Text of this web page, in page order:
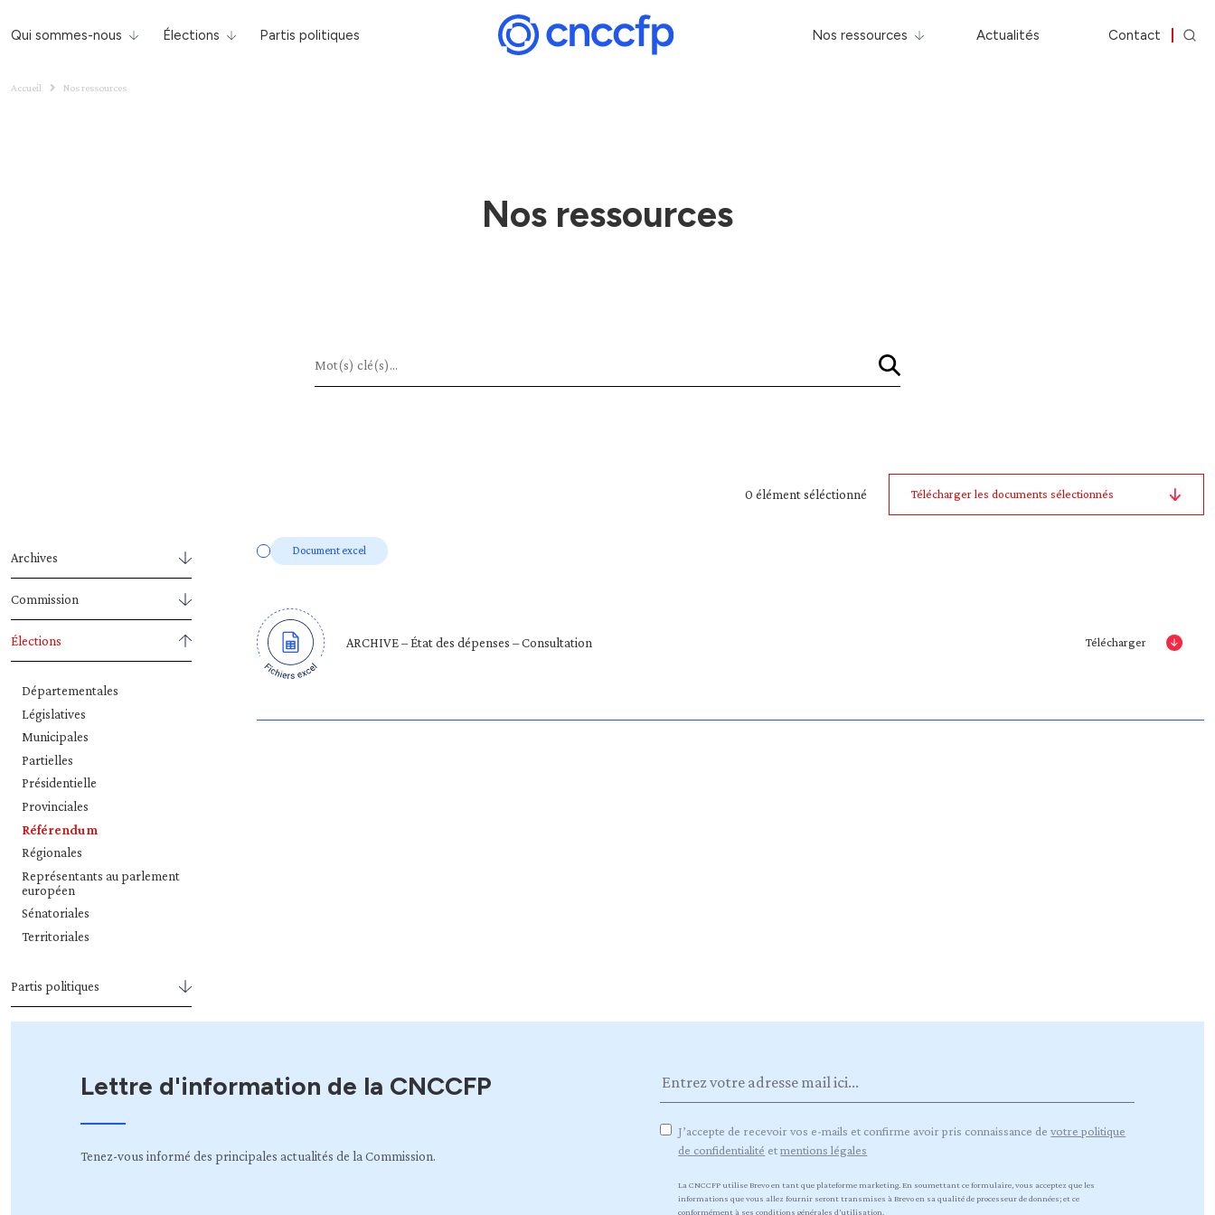
Qui sommes-nous Élections Partis politiques Nos ressources Actualités Contact
Accueil Nos ressources
Nos ressources
Archives
Commission
Élections
Départementales
Législatives
Municipales
Partielles
Présidentielle
Provinciales
Référendum
Régionales
Représentants au parlement
européen
Sénatoriales
Territoriales
Partis politiques
0 élément séléctionné Télécharger les documents sélectionnés
Document excel
ARCHIVE – État des dépenses – Consultation Télécharger
Lettre d'information de la CNCCFP
Tenez-vous informé des principales actualités de la Commission.
J’accepte de recevoir vos e-mails et confirme avoir pris connaissance devotre politique
de confidentialité etmentions légales
La CNCCFP utilise Brevo en tant que plateforme marketing. En soumettant ce formulaire, vous acceptez que les
informations que vous allez fournir seront transmises à Brevo en sa qualité de processeur de données; et ce
conformément à ses conditions générales d’utilisation.